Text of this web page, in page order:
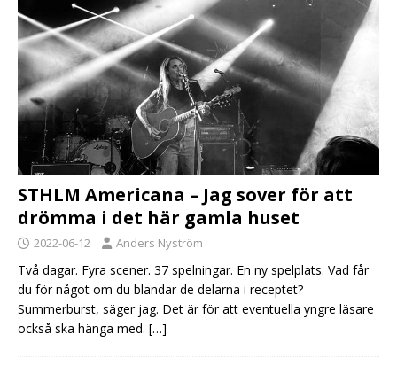
STHLM Americana – Jag sover för att
drömma i det här gamla huset
2022-06-12 Anders Nyström
Två dagar. Fyra scener. 37 spelningar. En ny spelplats. Vad får
du för något om du blandar de delarna i receptet?
Summerburst, säger jag. Det är för att eventuella yngre läsare
också ska hänga med. […]